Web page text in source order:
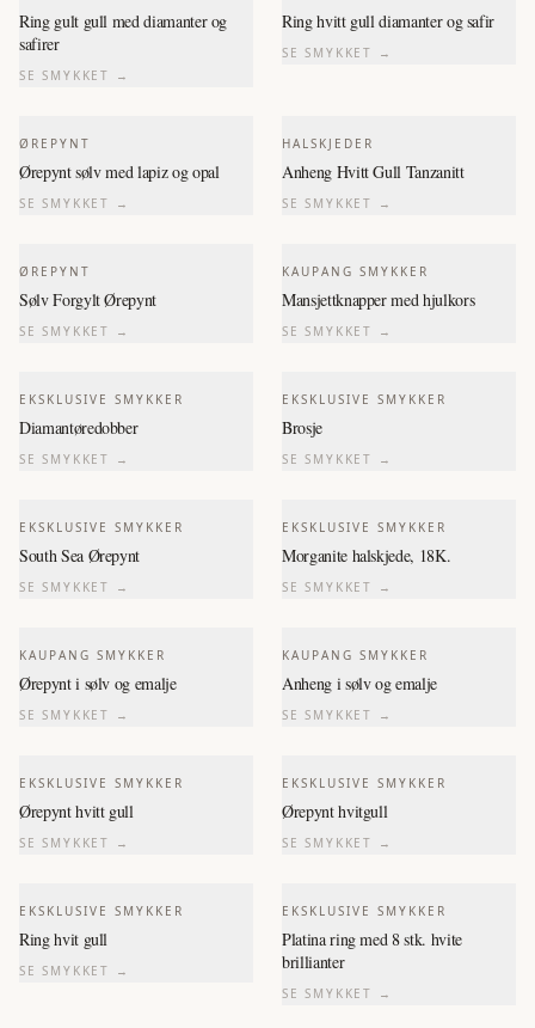
Ring gult gull med diamanter og
safirer
SE SMYKKET →
Ring hvitt gull diamanter og safir
SE SMYKKET →
ØREPYNT
Ørepynt sølv med lapiz og opal
SE SMYKKET →
HALSKJEDER
Anheng Hvitt Gull Tanzanitt
SE SMYKKET →
ØREPYNT
Sølv Forgylt Ørepynt
SE SMYKKET →
KAUPANG SMYKKER
Mansjettknapper med hjulkors
SE SMYKKET →
EKSKLUSIVE SMYKKER
Diamantøredobber
SE SMYKKET →
EKSKLUSIVE SMYKKER
Brosje
SE SMYKKET →
EKSKLUSIVE SMYKKER
South Sea Ørepynt
SE SMYKKET →
EKSKLUSIVE SMYKKER
Morganite halskjede, 18K.
SE SMYKKET →
KAUPANG SMYKKER
Ørepynt i sølv og emalje
SE SMYKKET →
KAUPANG SMYKKER
Anheng i sølv og emalje
SE SMYKKET →
EKSKLUSIVE SMYKKER
Ørepynt hvitt gull
SE SMYKKET →
EKSKLUSIVE SMYKKER
Ørepynt hvitgull
SE SMYKKET →
EKSKLUSIVE SMYKKER
Ring hvit gull
SE SMYKKET →
EKSKLUSIVE SMYKKER
Platina ring med 8 stk. hvite
brillianter
SE SMYKKET →